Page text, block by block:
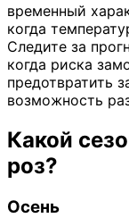
временный
когда
Следите за
когда риска
предотвратить
возможность
Какой
роз?
Осень